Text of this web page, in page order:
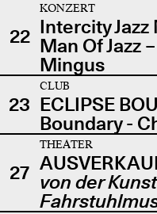
22
KONZERT
Intercity Jazz
Man Of Jazz
Mingus
23
CLUB
ECLIPSE
Boundary -
27
THEATER
von der